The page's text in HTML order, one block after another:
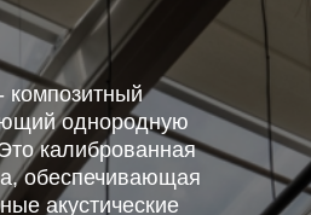
композитный
однородную
калиброванная
обеспечивающая
акустические